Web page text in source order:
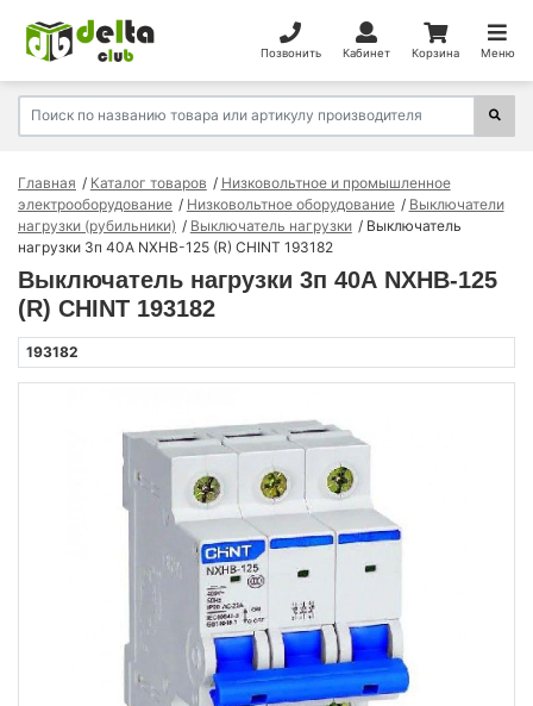
Позвонить Кабинет Корзина Меню
Главная Каталог товаров
Низковольтное и промышленное
электрооборудование
Низковольтное оборудование
Выключатели
нагрузки (рубильники)
Выключатель нагрузки
Выключатель
нагрузки 3п 40А NXHB-125 (R) CHINT 193182
Выключатель нагрузки 3п 40А NXHB-125
(R) CHINT 193182
193182